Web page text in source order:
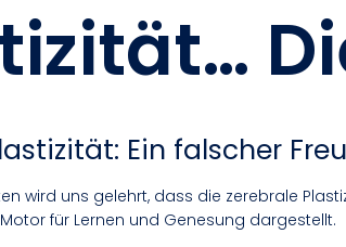
Ein falscher
wird uns gelehrt, dass die zerebrale
für Lernen und Genesung dargestellt.